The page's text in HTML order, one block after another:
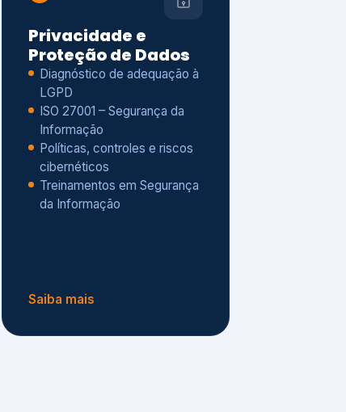
Privacidade e
Proteção de Dados
Diagnóstico de adequação à
LGPD
ISO 27001 – Segurança da
Informação
Políticas, controles e riscos
cibernéticos
Treinamentos em Segurança
da Informação
Saiba mais